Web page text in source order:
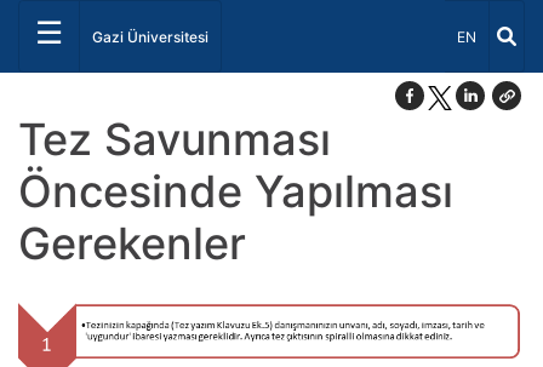
☰ Gazi Üniversitesi Dil Seçiniz
EN
Tez Savunması
Öncesinde Yapılması
Gerekenler